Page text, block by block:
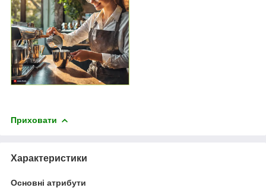
Приховати
Характеристики
Основні атрибути